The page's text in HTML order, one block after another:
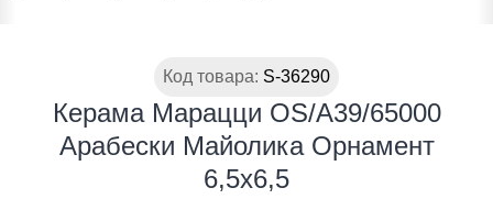
Код товара: S-36290
Керама Марацци OS/A39/65000
Арабески Майолика Орнамент
6,5х6,5